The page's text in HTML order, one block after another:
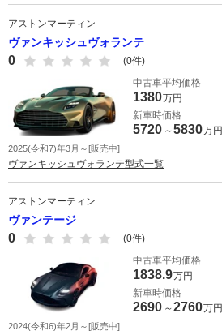
アストンマーティン
ヴァンキッシュヴォランテ
0
(0件)
中古車平均価格
1380万円
新車時価格
5720 ～5830万円
2025(令和7)年3月～[販売中]
ヴァンキッシュヴォランテ型式一覧
アストンマーティン
ヴァンテージ
0
(0件)
中古車平均価格
1838.9万円
新車時価格
2690 ～2760万円
2024(令和6)年2月～[販売中]